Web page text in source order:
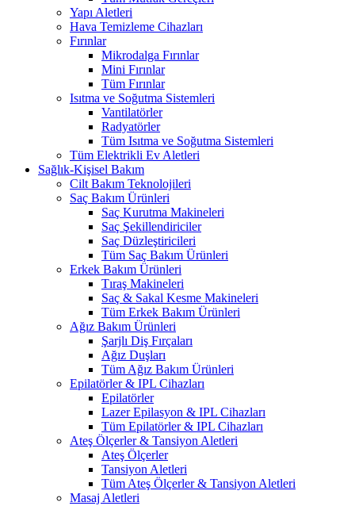
Yapı Aletleri
Hava Temizleme Cihazları
Fırınlar
Mikrodalga Fırınlar
Mini Fırınlar
Tüm Fırınlar
Isıtma ve Soğutma Sistemleri
Vantilatörler
Radyatörler
Tüm Isıtma ve Soğutma Sistemleri
Tüm Elektrikli Ev Aletleri
Sağlık-Kişisel Bakım
Cilt Bakım Teknolojileri
Saç Bakım Ürünleri
Saç Kurutma Makineleri
Saç Şekillendiriciler
Saç Düzleştiricileri
Tüm Saç Bakım Ürünleri
Erkek Bakım Ürünleri
Tıraş Makineleri
Saç & Sakal Kesme Makineleri
Tüm Erkek Bakım Ürünleri
Ağız Bakım Ürünleri
Şarjlı Diş Fırçaları
Ağız Duşları
Tüm Ağız Bakım Ürünleri
Epilatörler & IPL Cihazları
Epilatörler
Lazer Epilasyon & IPL Cihazları
Tüm Epilatörler & IPL Cihazları
Ateş Ölçerler & Tansiyon Aletleri
Ateş Ölçerler
Tansiyon Aletleri
Tüm Ateş Ölçerler & Tansiyon Aletleri
Masaj Aletleri